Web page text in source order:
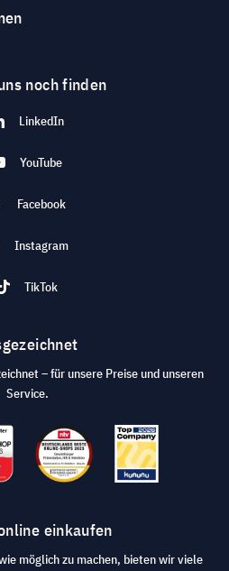
noch finden
LinkedIn
YouTube
Facebook
Instagram
TikTok
– für unsere Preise und unseren
Service.
einkaufen
möglich zu machen, bieten wir viele